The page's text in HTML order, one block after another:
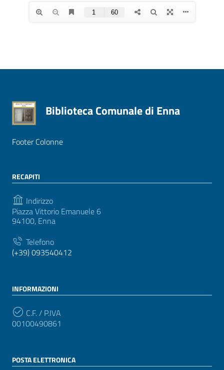
Biblioteca Comunale di Enna
Footer Colonne
RECAPITI
Indirizzo
Piazza Vittorio Emanuele 6
94100, Enna
Telefono
(+39) 093540412
INFORMAZIONI
C.F. / P.IVA
00100490861
POSTA ELETTRONICA